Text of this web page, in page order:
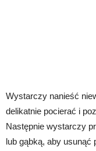
Wystarczy nanieść
delikatnie pocierać i
Następnie wystarczy
lub gąbką, aby usunąć